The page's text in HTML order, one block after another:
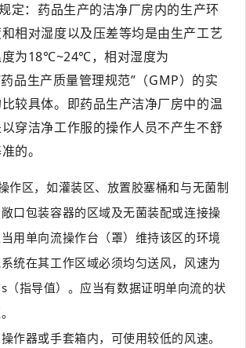
定：药品生产的洁净厂房内的生产环
相对湿度以及压差等均是由生产工艺
度为18℃~24℃，相对湿度为
品生产质量管理规范”（GMP）的实
较具体。即药品生产洁净厂房中的温
穿洁净工作服的操作人员不产生不舒
的。
作区，如灌装区、放置胶塞桶和与无菌制
口包装容器的区域及无菌装配或连接操
用单向流操作台（罩）维持该区的环境
统在其工作区域必须均匀送风，风速为
指导值）。应当有数据证明单向流的状
作器或手套箱内，可使用较低的风速。